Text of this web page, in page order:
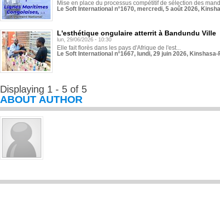
Mise en place du processus compétitif de sélection des
Le Soft International n°1670, mercredi, 5 août 2026,
L'esthétique ongulaire atterrit à Bandundu Ville
lun, 29/06/2026 - 10:30
Elle fait florès dans les pays d'Afrique de l'est...
Le Soft International n°1667, lundi, 29 juin 2026,
Displaying 1 - 5 of 5
ABOUT AUTHOR